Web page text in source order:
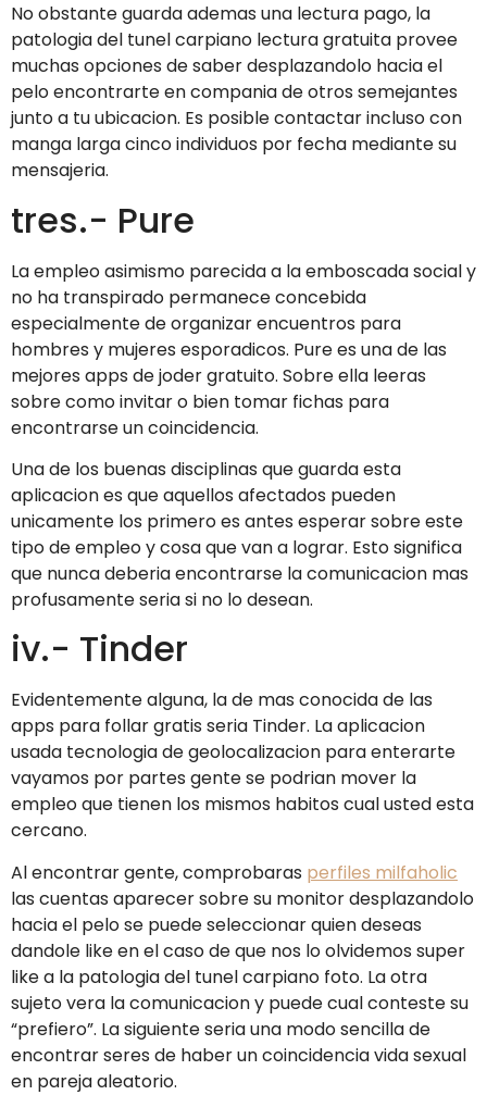
No obstante guarda ademas una lectura pago, la
patologi­a del tunel carpiano lectura gratuita provee
muchas opciones de saber desplazandolo hacia el
pelo encontrarte en compania de otros semejantes
junto a tu ubicacion. Es posible contactar incluso con
manga larga cinco individuos por fecha mediante su
mensajeria.
tres.- Pure
La empleo asimismo parecida a la emboscada social y
no ha transpirado permanece concebida
especialmente de organizar encuentros para
hombres y mujeres esporadicos. Pure es una de las
mejores apps de joder gratuito. Sobre ella leeras
sobre como invitar o bien tomar fichas para
encontrarse un coincidencia.
Una de los buenas disciplinas que guarda esta
aplicacion es que aquellos afectados pueden
unicamente los primero es antes esperar sobre este
tipo de empleo y cosa que van a lograr. Esto significa
que nunca deberia encontrarse la comunicacion mas
profusamente seria si no lo desean.
iv.- Tinder
Evidentemente alguna, la de mas conocida de las
apps para follar gratis seri­a Tinder. La aplicacion
usada tecnologia de geolocalizacion para enterarte
vayamos por partes gente se podri­an mover la
empleo que tienen los mismos habitos cual usted esta
cercano.
Al encontrar gente, comprobaras perfiles milfaholic
las cuentas aparecer sobre su monitor desplazandolo
hacia el pelo se puede seleccionar quien deseas
dandole like en el caso de que nos lo olvidemos super
like a la patologi­a del tunel carpiano foto. La otra
sujeto vera la comunicacion y puede cual conteste su
“prefiero”. La siguiente seria una modo sencilla de
encontrar seres de haber un coincidencia vida sexual
en pareja aleatorio.